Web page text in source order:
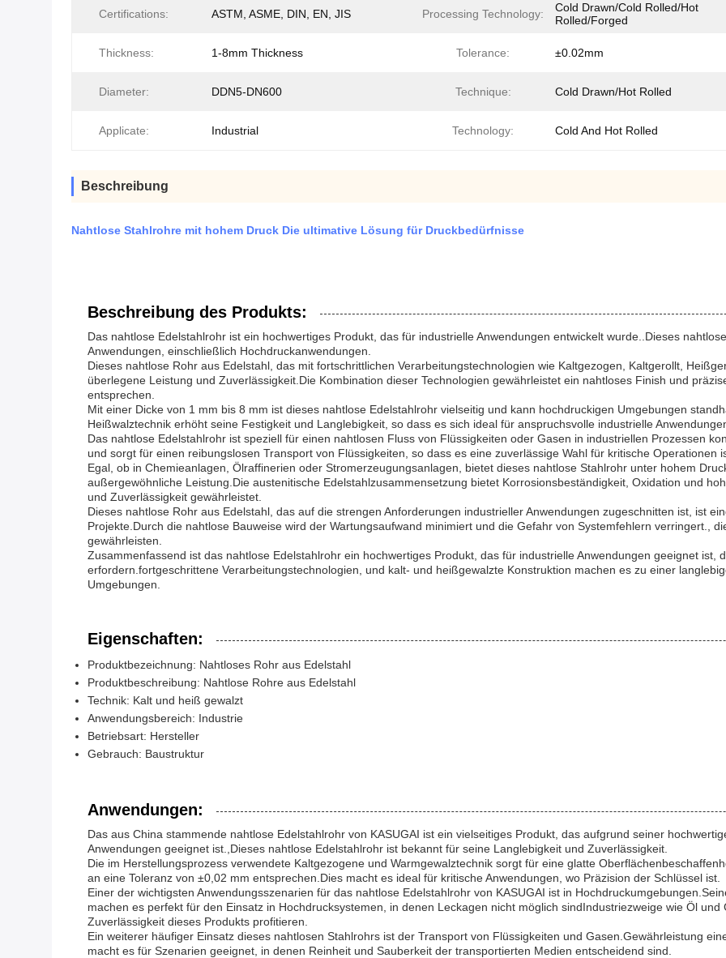
Certifications: ASTM, ASME, DIN, EN, JIS Processing Technology:
Cold Drawn/Cold Rolled/Hot
Rolled/Forged
Thickness: 1-8mm Thickness Tolerance: ±0.02mm
Diameter: DDN5-DN600 Technique: Cold Drawn/Hot Rolled
Applicate: Industrial Technology: Cold And Hot Rolled
Beschreibung
Nahtlose Stahlrohre mit hohem Druck Die ultimative Lösung für Druckbedürfnisse
Beschreibung des Produkts:
Das nahtlose Edelstahlrohr ist ein hochwertiges Produkt, das für industrielle Anwendungen entwickelt wurde..Dieses
Anwendungen, einschließlich Hochdruckanwendungen.
Dieses nahtlose Rohr aus Edelstahl, das mit fortschrittlichen Verarbeitungstechnologien wie Kaltgezogen, Kaltgerollt,
überlegene Leistung und Zuverlässigkeit.Die Kombination dieser Technologien gewährleistet ein nahtloses Finish und
entsprechen.
Mit einer Dicke von 1 mm bis 8 mm ist dieses nahtlose Edelstahlrohr vielseitig und kann hochdruckigen Umgebungen
Heißwalztechnik erhöht seine Festigkeit und Langlebigkeit, so dass es sich ideal für anspruchsvolle industrielle
Das nahtlose Edelstahlrohr ist speziell für einen nahtlosen Fluss von Flüssigkeiten oder Gasen in industriellen Prozessen
und sorgt für einen reibungslosen Transport von Flüssigkeiten, so dass es eine zuverlässige Wahl für kritische Operationen
Egal, ob in Chemieanlagen, Ölraffinerien oder Stromerzeugungsanlagen, bietet dieses nahtlose Stahlrohr unter hohem
außergewöhnliche Leistung.Die austenitische Edelstahlzusammensetzung bietet Korrosionsbeständigkeit, Oxidation und
und Zuverlässigkeit gewährleistet.
Dieses nahtlose Rohr aus Edelstahl, das auf die strengen Anforderungen industrieller Anwendungen zugeschnitten ist, ist
Projekte.Durch die nahtlose Bauweise wird der Wartungsaufwand minimiert und die Gefahr von Systemfehlern verringert.,
gewährleisten.
Zusammenfassend ist das nahtlose Edelstahlrohr ein hochwertiges Produkt, das für industrielle Anwendungen geeignet ist,
erfordern.fortgeschrittene Verarbeitungstechnologien, und kalt- und heißgewalzte Konstruktion machen es zu einer
Umgebungen.
Eigenschaften:
Produktbezeichnung: Nahtloses Rohr aus Edelstahl
Produktbeschreibung: Nahtlose Rohre aus Edelstahl
Technik: Kalt und heiß gewalzt
Anwendungsbereich: Industrie
Betriebsart: Hersteller
Gebrauch: Baustruktur
Anwendungen:
Das aus China stammende nahtlose Edelstahlrohr von KASUGAI ist ein vielseitiges Produkt, das aufgrund seiner
Anwendungen geeignet ist.,Dieses nahtlose Edelstahlrohr ist bekannt für seine Langlebigkeit und Zuverlässigkeit.
Die im Herstellungsprozess verwendete Kaltgezogene und Warmgewalztechnik sorgt für eine glatte
an eine Toleranz von ±0,02 mm entsprechen.Dies macht es ideal für kritische Anwendungen, wo Präzision der Schlüssel ist.
Einer der wichtigsten Anwendungsszenarien für das nahtlose Edelstahlrohr von KASUGAI ist in
machen es perfekt für den Einsatz in Hochdrucksystemen, in denen Leckagen nicht möglich sindIndustriezweige wie Öl
Zuverlässigkeit dieses Produkts profitieren.
Ein weiterer häufiger Einsatz dieses nahtlosen Stahlrohrs ist der Transport von Flüssigkeiten und Gasen.Gewährleistung
macht es für Szenarien geeignet, in denen Reinheit und Sauberkeit der transportierten Medien entscheidend sind.